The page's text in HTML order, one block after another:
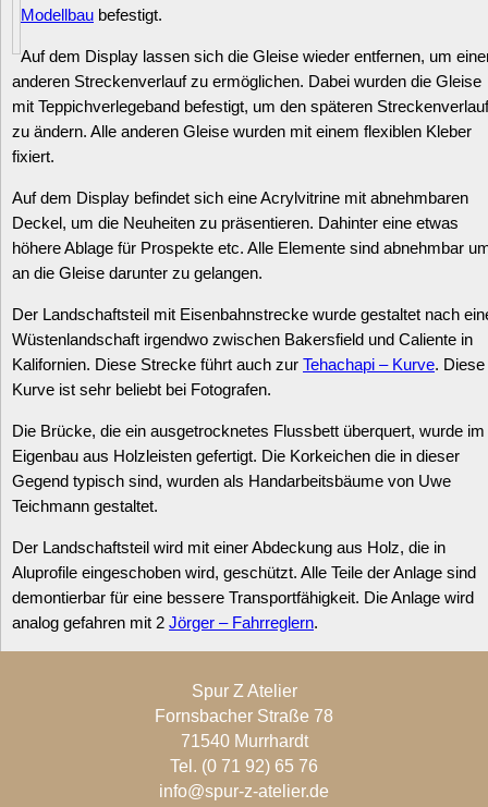
Modellbau befestigt.
Auf dem Display lassen sich die Gleise wieder entfernen, um
anderen Streckenverlauf zu ermöglichen. Dabei wurden die Gleise
mit Teppichverlegeband befestigt, um den späteren Streckenverlauf
zu ändern. Alle anderen Gleise wurden mit einem flexiblen Kleber
fixiert.
Auf dem Display befindet sich eine Acrylvitrine mit abnehmbaren
Deckel, um die Neuheiten zu präsentieren. Dahinter eine etwas
höhere Ablage für Prospekte etc. Alle Elemente sind abnehmbar
an die Gleise darunter zu gelangen.
Der Landschaftsteil mit Eisenbahnstrecke wurde gestaltet nach
Wüstenlandschaft irgendwo zwischen Bakersfield und Caliente in
Kalifornien. Diese Strecke führt auch zur Tehachapi – Kurve. Diese
Kurve ist sehr beliebt bei Fotografen.
Die Brücke, die ein ausgetrocknetes Flussbett überquert, wurde im
Eigenbau aus Holzleisten gefertigt. Die Korkeichen die in dieser
Gegend typisch sind, wurden als Handarbeitsbäume von Uwe
Teichmann gestaltet.
Der Landschaftsteil wird mit einer Abdeckung aus Holz, die in
Aluprofile eingeschoben wird, geschützt. Alle Teile der Anlage sind
demontierbar für eine bessere Transportfähigkeit. Die Anlage wird
analog gefahren mit 2 Jörger – Fahrreglern.
Spur Z Atelier
Fornsbacher Straße 78
71540 Murrhardt
Tel. (0 71 92) 65 76
info@spur-z-atelier.de